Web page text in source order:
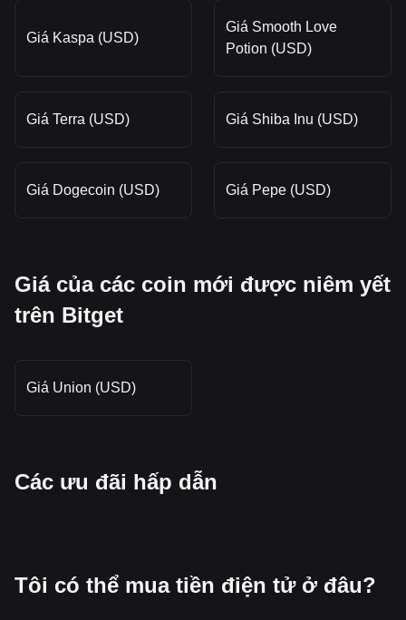
Giá Kaspa (USD)
Giá Smooth Love
Potion (USD)
Giá Terra (USD) Giá Shiba Inu (USD)
Giá Dogecoin (USD) Giá Pepe (USD)
Giá của các coin mới được niêm yết
trên Bitget
Giá Union (USD)
Các ưu đãi hấp dẫn
Tôi có thể mua tiền điện tử ở đâu?